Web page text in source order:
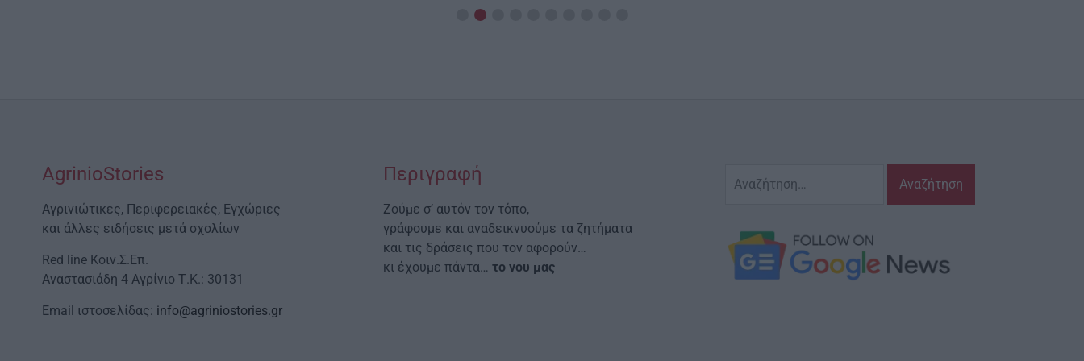
AgrinioStories
Αγρινιώτικες, Περιφερειακές, Εγχώριες
και άλλες ειδήσεις μετά σχολίων
Red line Κοιν.Σ.Επ.
Αναστασιάδη 4 Αγρίνιο Τ.Κ.: 30131
Email ιστοσελίδας: info@agriniostories.gr
Περιγραφή
Ζούμε σ’ αυτόν τον τόπο,
γράφουμε και αναδεικνυούμε τα ζητήματα
και τις δράσεις που τον αφορούν…
κι έχουμε πάντα…το νου μας
για: